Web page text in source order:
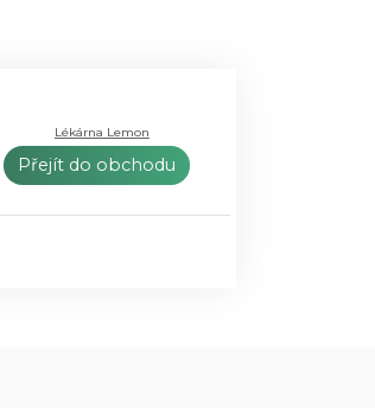
Lékárna Lemon
Přejít do obchodu